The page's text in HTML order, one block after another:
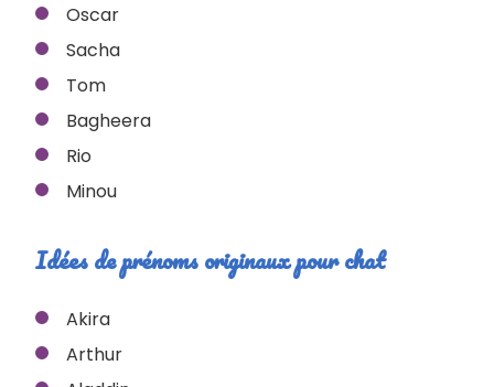
Oscar
Sacha
Tom
Bagheera
Rio
Minou
Idées de prénoms originaux pour chat
Akira
Arthur